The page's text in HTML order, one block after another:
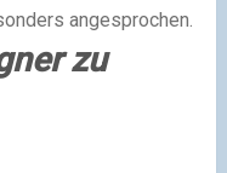
angesprochen.
zu